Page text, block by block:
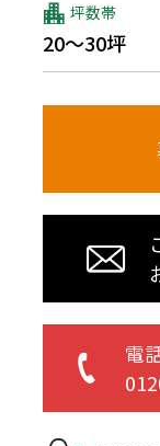
坪数帯
20～30坪
電